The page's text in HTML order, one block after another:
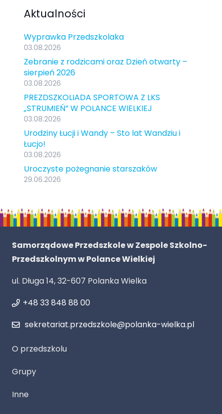
Aktualności
Wyprawka Przedszkolaka
03.08.2026
Zebranie z rodzicami oraz Dzień otwarty –
sierpień 2026
03.08.2026
PREZDSZKOLIADA SPORTOWA Z LKS
„STRUMIEŃ” W POLANCE WIELKIEJ
03.08.2026
Urodziny Łucji i Wandy – Sto lat Wandziu i
Łucjo!
03.08.2026
Uroczyste pożegnanie starszaków
29.06.2026
Samorządowe Przedszkole w Zespole Szkolno-
Przedszkolnym w Polance Wielkiej
ul. Długa 14, 32-607 Polanka Wielka
+48 33 848 88 00
sekretariat.przedszkole@polanka-wielka.pl
O przedszkolu
Grupy
Inne